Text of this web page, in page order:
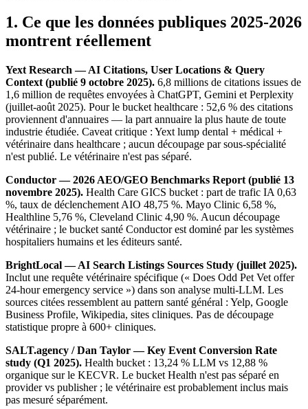
1. Ce que les données publiques 2025-2026
montrent réellement
Yext Research — AI Citations, User Locations & Query
Context (publié 9 octobre 2025). 6,8 millions de citations issues de
1,6 million de requêtes envoyées à ChatGPT, Gemini et Perplexity
(juillet-août 2025). Pour le bucket healthcare : 52,6 % des citations
proviennent d'annuaires — la part annuaire la plus haute de toute
industrie étudiée. Caveat critique : Yext lump dental + médical +
vétérinaire dans healthcare ; aucun découpage par sous-spécialité
n'est publié. Le vétérinaire n'est pas séparé.
Conductor — 2026 AEO/GEO Benchmarks Report (publié 13
novembre 2025). Health Care GICS bucket : part de trafic IA 0,63
%, taux de déclenchement AIO 48,75 %. Mayo Clinic 6,58 %,
Healthline 5,76 %, Cleveland Clinic 4,90 %. Aucun découpage
vétérinaire ; le bucket santé Conductor est dominé par les systèmes
hospitaliers humains et les éditeurs santé.
BrightLocal — AI Search Listings Sources Study (juillet 2025).
Inclut une requête vétérinaire spécifique (« Does Odd Pet Vet offer
24-hour emergency service ») dans son analyse multi-LLM. Les
sources citées ressemblent au pattern santé général : Yelp, Google
Business Profile, Wikipedia, sites cliniques. Pas de découpage
statistique propre à 600+ cliniques.
SALT.agency / Dan Taylor — Key Event Conversion Rate
study (Q1 2025). Health bucket : 13,24 % LLM vs 12,88 %
organique sur le KECVR. Le bucket Health n'est pas séparé en
provider vs publisher ; le vétérinaire est probablement inclus mais
pas mesuré séparément.